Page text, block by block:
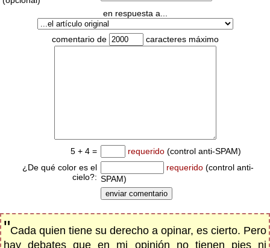
en respuesta a...
comentario de caracteres máximo
5 + 4 = requerido (control anti-SPAM)
¿De qué color es el
cielo?:
requerido (control anti-
SPAM)
"Cada quien tiene su derecho a opinar, es cierto. Pero
hay debates que en mi opinión no tienen pies ni